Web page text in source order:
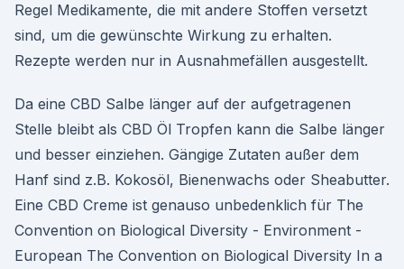
Regel Medikamente, die mit andere Stoffen versetzt
sind, um die gewünschte Wirkung zu erhalten.
Rezepte werden nur in Ausnahmefällen ausgestellt.
Da eine CBD Salbe länger auf der aufgetragenen
Stelle bleibt als CBD Öl Tropfen kann die Salbe länger
und besser einziehen. Gängige Zutaten außer dem
Hanf sind z.B. Kokosöl, Bienenwachs oder Sheabutter.
Eine CBD Creme ist genauso unbedenklich für The
Convention on Biological Diversity - Environment -
European The Convention on Biological Diversity In a